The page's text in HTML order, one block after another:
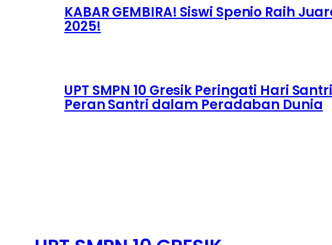
KABAR GEMBIRA! Siswi Spenio Raih
2025!
UPT SMPN 10 Gresik Peringati Hari
Peran Santri dalam Peradaban Dunia